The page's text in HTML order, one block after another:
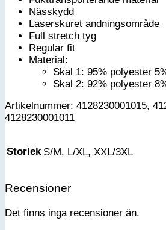
Nässkydd
Laserskuret andningsområde
Full stretch tyg
Regular fit
Material:
Skal 1: 95% polyester
Skal 2: 92% polyester
Artikelnummer: 4128230001015,
4128230001011
Storlek S/M, L/XL, XXL/3XL
Recensioner
Det finns inga recensioner än.